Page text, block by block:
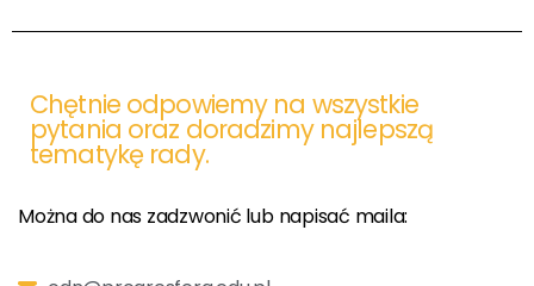
Chętnie odpowiemy na wszystkie
pytania oraz doradzimy najlepszą
tematykę rady.
Można do nas zadzwonić lub napisać maila: